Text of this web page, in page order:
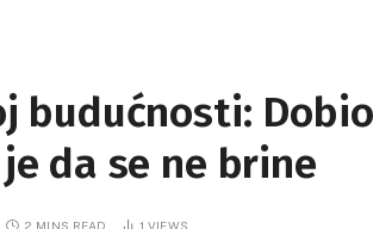
budućnosti:
da se ne brine
2 MINS READ 1 VIEWS